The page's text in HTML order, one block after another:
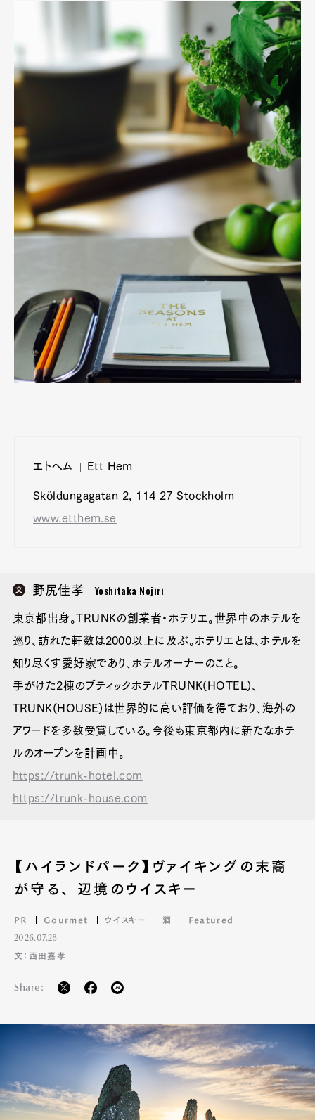
エトヘム Ett Hem
Sköldungagatan 2, 114 27 Stockholm
www.etthem.se
野尻佳孝 Yoshitaka Nojiri
東京都出身。TRUNKの創業者・ホテリエ。世界中のホテルを
巡り、訪れた軒数は2000以上に及ぶ。ホテリエとは、ホテルを
知り尽くす愛好家であり、ホテルオーナーのこと。
手がけた2棟のブティックホテルTRUNK(HOTEL)、
TRUNK(HOUSE)は世界的に高い評価を得ており、海外の
アワードを多数受賞している。今後も東京都内に新たなホテ
ルのオープンを計画中。
https://trunk-hotel.com
https://trunk-house.com
【ハイランドパーク】ヴァイキングの末裔
が守る、 辺境のウイスキー
PR Gourmet ウイスキー 酒 Featured
2026.07.28
文：西田嘉孝
Share: